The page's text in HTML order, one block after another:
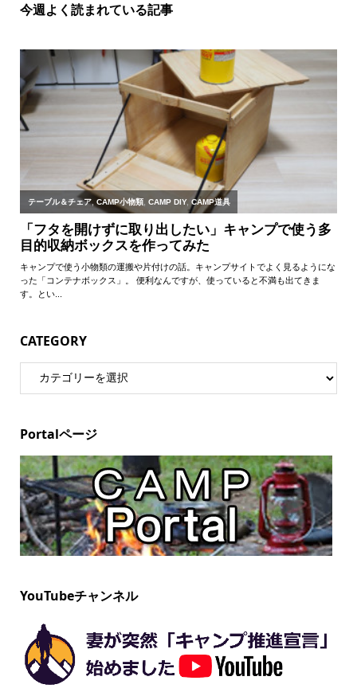
今週よく読まれている記事
CATEGORY
Portalページ
YouTubeチャンネル